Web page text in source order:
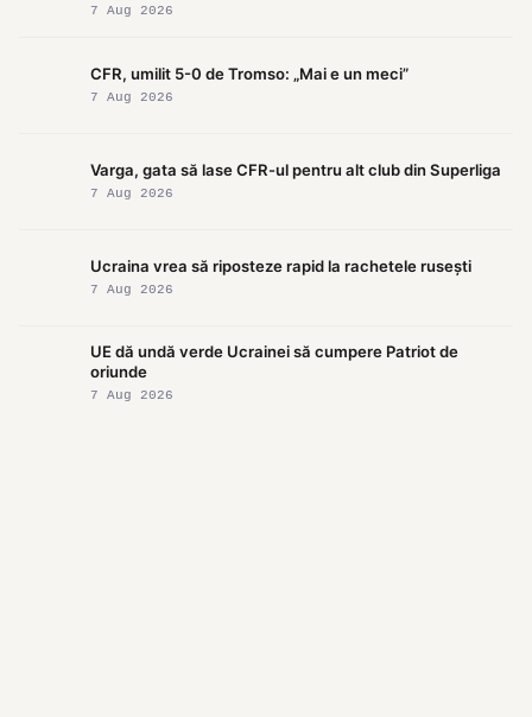
7 Aug 2026
CFR, umilit 5-0 de Tromso: „Mai e un meci”
7 Aug 2026
Varga, gata să lase CFR-ul pentru alt club din Superliga
7 Aug 2026
Ucraina vrea să riposteze rapid la rachetele rusești
7 Aug 2026
UE dă undă verde Ucrainei să cumpere Patriot de
oriunde
7 Aug 2026